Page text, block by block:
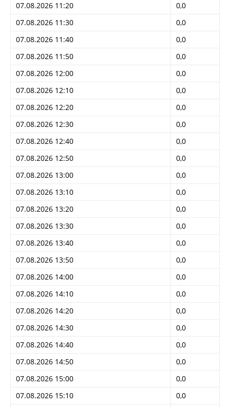
07.08.2026 11:20
0,0
07.08.2026 11:30
0,0
07.08.2026 11:40
0,0
07.08.2026 11:50
0,0
07.08.2026 12:00
0,0
07.08.2026 12:10
0,0
07.08.2026 12:20
0,0
07.08.2026 12:30
0,0
07.08.2026 12:40
0,0
07.08.2026 12:50
0,0
07.08.2026 13:00
0,0
07.08.2026 13:10
0,0
07.08.2026 13:20
0,0
07.08.2026 13:30
0,0
07.08.2026 13:40
0,0
07.08.2026 13:50
0,0
07.08.2026 14:00
0,0
07.08.2026 14:10
0,0
07.08.2026 14:20
0,0
07.08.2026 14:30
0,0
07.08.2026 14:40
0,0
07.08.2026 14:50
0,0
07.08.2026 15:00
0,0
07.08.2026 15:10
0,0